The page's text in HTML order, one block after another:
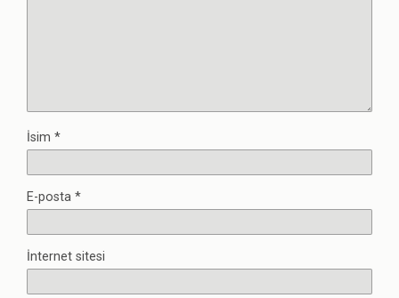
İsim *
E-posta *
İnternet sitesi